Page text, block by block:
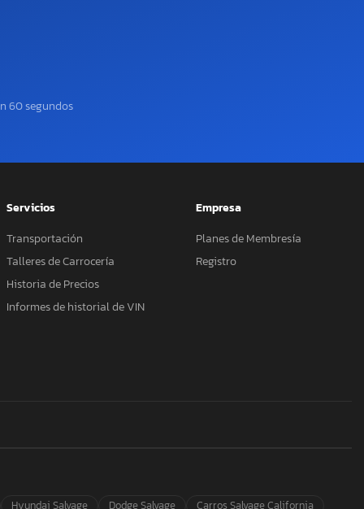
60 segundos
Servicios
Transportación
Talleres de Carrocería
Historia de Precios
Informes de historial de VIN
Empresa
Planes de Membresía
Registro
Hyundai Salvage Dodge Salvage Carros Salvage California